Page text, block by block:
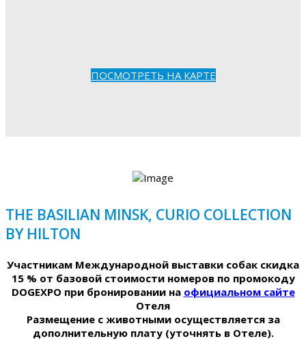
ПОСМОТРЕТЬ НА КАРТЕ
THE BASILIAN MINSK, CURIO COLLECTION
BY HILTON
Участникам Международной выставки собак скидка
15 % от базовой стоимости номеров по промокоду
DOGEXPO при бронировании на официальном сайте
Отеля
Размещение с животными осуществляется за
дополнительную плату (уточнять в Отеле).